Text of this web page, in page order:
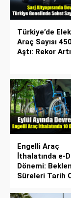
Türkiye’de
Araç Sayısı
Aştı: Rekor
Engelli Araç
İthalatında e-
Dönemi:
Süreleri Tarih